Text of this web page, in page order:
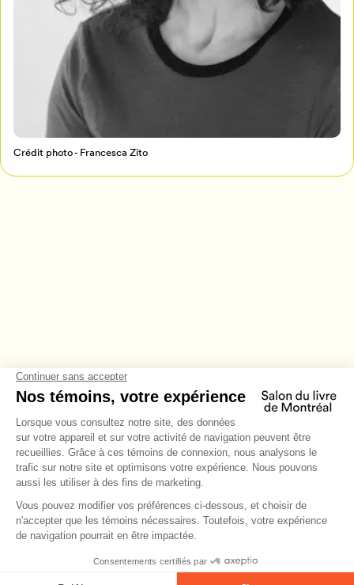
Programmation
Billetterie
Retour à l’accueil
Crédit photo - Francesca Zito
Pour enregistrer vos favoris,
connectez-vous ou créez votre profil
Mon Salon
Créer un profil